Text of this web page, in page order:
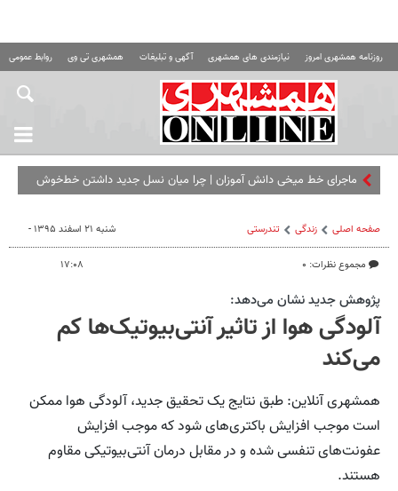
روزنامه همشهری امروز نیازمندی های همشهری آگهی و تبلیغات همشهری تی وی روابط عمومی
ماجرای خط میخی دانش آموزان | چرا میان نسل جدید داشتن خط‌خوش
صفحه اصلی زندگی تندرستی
مجموع نظرات: ۰
شنبه ۲۱ اسفند ۱۳۹۵ -
۱۷:۰۸
پژوهش جدید نشان می‌دهد:
آلودگی هوا از تاثیر آنتی‌بیوتیک‌ها کم
می‌کند
همشهری آنلاین: طبق نتایج یک تحقیق جدید، آلودگی هوا ممکن
است موجب افزایش باکتری‌های شود که موجب افزایش
عفونت‌های تنفسی شده و در مقابل درمان آنتی‌بیوتیکی مقاوم
هستند.